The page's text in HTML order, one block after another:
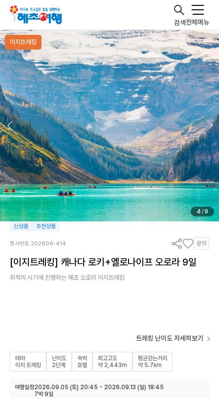
검색전체메뉴
이지트레킹
5/9
신상품 추천상품
행사번호 202609-414 문의
[이지트레킹] 캐나다 로키+옐로나이프 오로라 9일
최적의 시기에 진행하는 혜초 오로라 이지트레킹
트레킹 난이도 자세히보기
테마
이지 트레킹
난이도
2단계
숙박
호텔
최고고도
약 2,443m
평균걷는거리
약 5.7km
여행일정2026.09.05 (토) 20:45 ~ 2026.09.13 (일) 18:45
7박 9일